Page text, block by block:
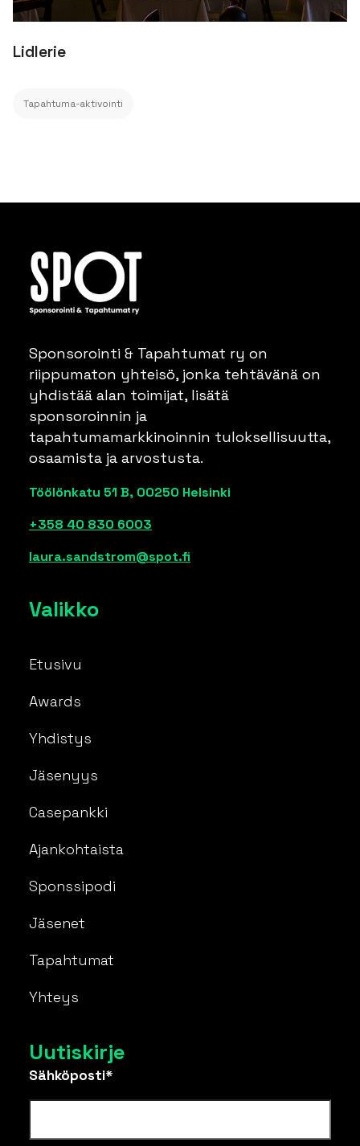
Lidlerie
Tapahtuma-aktivointi
Sponsorointi & Tapahtumat ry on
riippumaton yhteisö, jonka tehtävänä on
yhdistää alan toimijat, lisätä
sponsoroinnin ja
tapahtumamarkkinoinnin tuloksellisuutta,
osaamista ja arvostusta.
Töölönkatu 51 B, 00250 Helsinki
+358 40 830 6003
laura.sandstrom@spot.fi
Valikko
Etusivu
Awards
Yhdistys
Jäsenyys
Casepankki
Ajankohtaista
Sponssipodi
Jäsenet
Tapahtumat
Yhteys
Uutiskirje
Sähköposti*